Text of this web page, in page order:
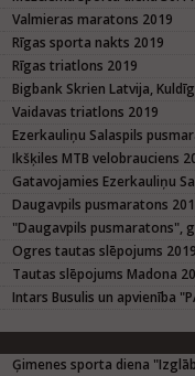
Valmieras maratons 2019
Rīgas sporta nakts 2019
Rīgas triatlons 2019
Bigbank Skrien Latvija,
Vaidavas triatlons 2019
Ezerkauliņu Salaspils
Ikšķiles MTB velobrauciens
Gatavojamies Ezerkauliņu
Daugavpils pusmaratons
"Daugavpils pusmaratons",
Ogres tautas slēpojums
Tautas slēpojums Madona
Intars Busulis un apvienība
Ģimenes sporta diena